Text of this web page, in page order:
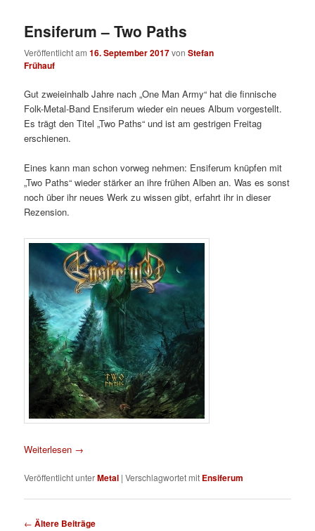
Ensiferum – Two Paths
Veröffentlicht am16. September 2017vonStefan
Frühauf
Gut zweieinhalb Jahre nach „One Man Army“ hat die finnische
Folk-Metal-Band Ensiferum wieder ein neues Album vorgestellt.
Es trägt den Titel „Two Paths“ und ist am gestrigen Freitag
erschienen.
Eines kann man schon vorweg nehmen: Ensiferum knüpfen mit
„Two Paths“ wieder stärker an ihre frühen Alben an. Was es sonst
noch über ihr neues Werk zu wissen gibt, erfahrt ihr in dieser
Rezension.
Weiterlesen →
Veröffentlicht unterMetal |Verschlagwortet mit Ensiferum
Beitragsnavigation
← Ältere Beiträge